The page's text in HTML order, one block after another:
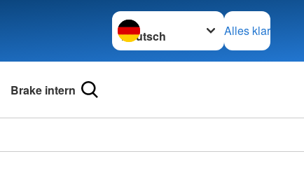
Sprache wechseln zu
Alles klar
Brake intern